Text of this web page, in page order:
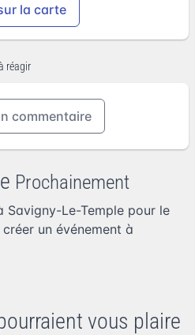
la carte
réagir
commentaire
Prochainement
Savigny-Le-Temple pour le
créer un événement à
vous plaire